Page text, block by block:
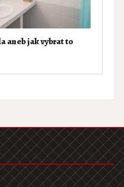
aneb jak vybrat to